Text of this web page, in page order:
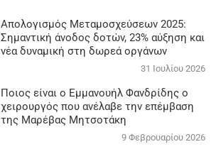
Απολογισμός Μεταμοσχεύσεων 2025:
Σημαντική άνοδος δοτών, 23% αύξηση και
νέα δυναμική στη δωρεά οργάνων
31 Ιουλίου 2026
Ποιος είναι ο Εμμανουήλ Φανδρίδης ο
χειρουργός που ανέλαβε την επέμβαση
της Μαρέβας Μητσοτάκη
9 Φεβρουαρίου 2026